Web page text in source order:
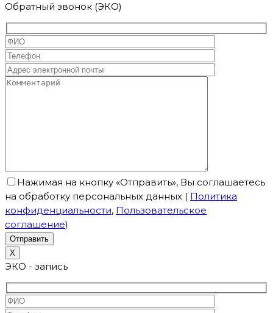
Обратный звонок (ЭКО)
Нажимая на кнопку «Отправить», Вы соглашаетесь
на обработку персональных данных ( Политика
конфиденциальности, Пользовательское
соглашение)
X
ЭКО - запись